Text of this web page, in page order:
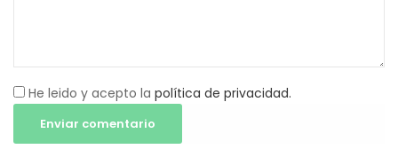
He leido y acepto la política de privacidad.